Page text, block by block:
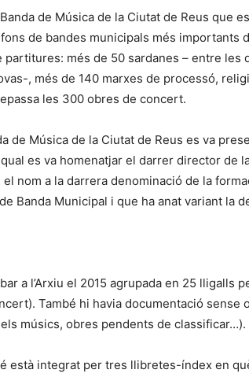
de Música de la Ciutat de Reus que
de bandes municipals més importants
partitures: més de 50 sardanes – entre les
, més de 140 marxes de processó,
les 300 obres de concert.
de Música de la Ciutat de Reus es va
es va homenatjar el darrer director de
el nom a la darrera denominació de la
Banda Municipal i que ha anat variant la
a l’Arxiu el 2015 agrupada en 25 lligalls
També hi havia documentació sense
músics, obres pendents de classificar…).
està integrat per tres llibretes-índex en